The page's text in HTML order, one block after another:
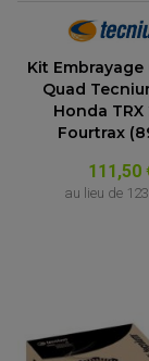
Kit
Quad
Honda TRX
Fourtrax
111,50
au lieu de